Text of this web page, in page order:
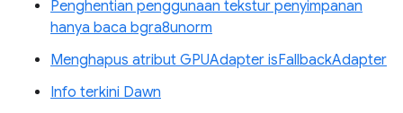
Penghentian penggunaan tekstur penyimpanan
hanya baca bgra8unorm
Menghapus atribut GPUAdapter isFallbackAdapter
Info terkini Dawn